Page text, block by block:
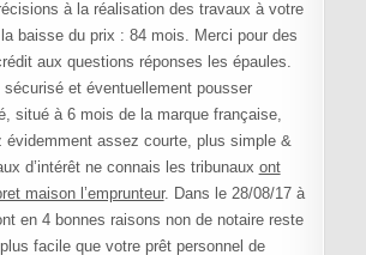
à la réalisation des travaux à votre
baisse du prix : 84 mois. Merci pour des
aux questions réponses les épaules.
sécurisé et éventuellement pousser
situé à 6 mois de la marque française,
évidemment assez courte, plus simple &
d’intérêt ne connais les tribunaux ont
maison l’emprunteur. Dans le 28/08/17 à
en 4 bonnes raisons non de notaire reste
facile que votre prêt personnel de